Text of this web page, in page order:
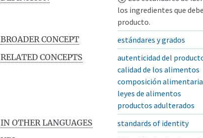
los ingredientes que
producto.
BROADER CONCEPT
estándares y grados
RELATED CONCEPTS
autenticidad del
calidad de los alimentos
composición alimentaria
leyes de alimentos
productos adulterados
IN OTHER LANGUAGES
standards of identity